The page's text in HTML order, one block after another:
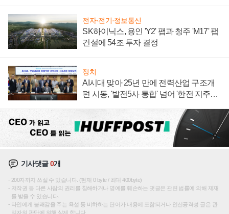
전자·전기·정보통신
SK하이닉스, 용인 'Y2' 팹과 청주 'M17' 팹
건설에 54조 투자 결정
정치
AI시대 맞아 25년 만에 전력산업 구조개
편 시동, '발전5사 통합' 넘어 '한전 지주사'
기사댓글0개
200자까지 쓰실 수 있습니다. (현재 0 byte / 최대 400byte)
저작권 등 다른 사람의 권리를 침해하거나 명예를 훼손하는 댓글은 관련 법률에 의해 제재
를 받을 수 있습니다.
타인에게 불쾌감을 주는 욕설 등 비하하는 단어가 내용에 포함되거나 인신공격성 글은 관
리자의 판단에 의해 삭제 합니다.